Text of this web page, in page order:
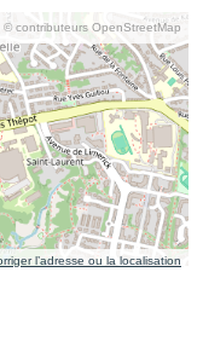
© contributeurs OpenStreetMap
l’adresse ou la localisation